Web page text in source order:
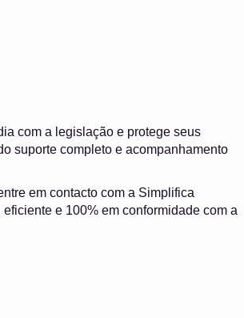
com a legislação e protege seus
suporte completo e acompanhamento
em contacto com a Simplifica
e 100% em conformidade com a